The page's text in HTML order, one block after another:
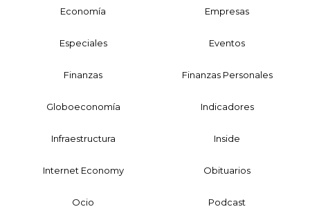
Economía Empresas
Especiales Eventos
Finanzas Finanzas Personales
Globoeconomía Indicadores
Infraestructura Inside
Internet Economy Obituarios
Ocio Podcast